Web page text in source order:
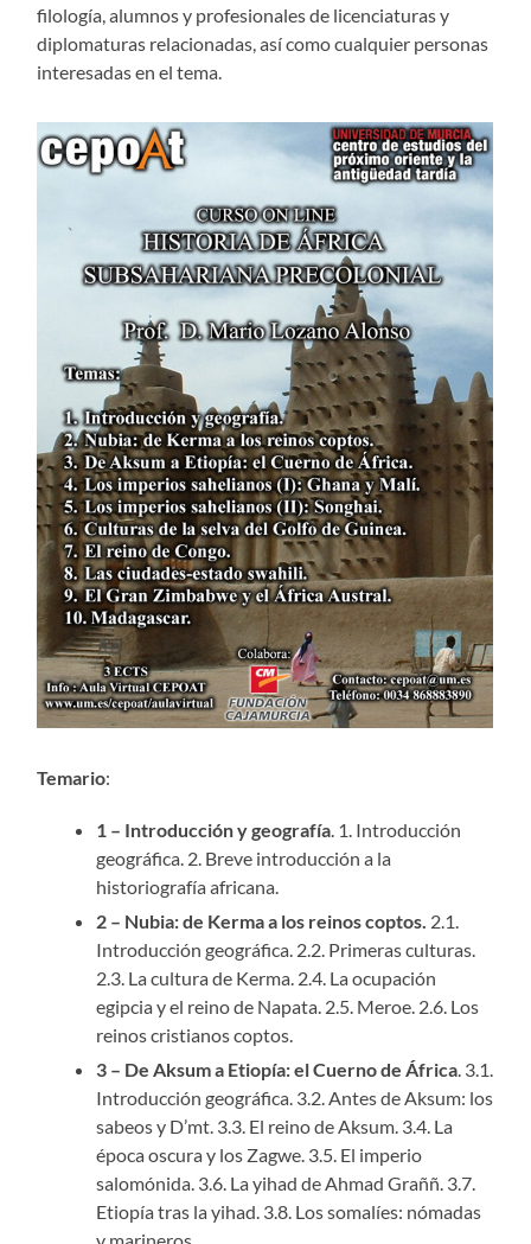
filología, alumnos y profesionales de licenciaturas y
diplomaturas relacionadas, así como cualquier personas
interesadas en el tema.
Temario:
1 – Introducción y geografía. 1. Introducción
geográfica. 2. Breve introducción a la
historiografía africana.
2 – Nubia: de Kerma a los reinos coptos. 2.1.
Introducción geográfica. 2.2. Primeras culturas.
2.3. La cultura de Kerma. 2.4. La ocupación
egipcia y el reino de Napata. 2.5. Meroe. 2.6. Los
reinos cristianos coptos.
3 – De Aksum a Etiopía: el Cuerno de África. 3.1.
Introducción geográfica. 3.2. Antes de Aksum: los
sabeos y D’mt. 3.3. El reino de Aksum. 3.4. La
época oscura y los Zagwe. 3.5. El imperio
salomónida. 3.6. La yihad de Ahmad Graññ. 3.7.
Etiopía tras la yihad. 3.8. Los somalíes: nómadas